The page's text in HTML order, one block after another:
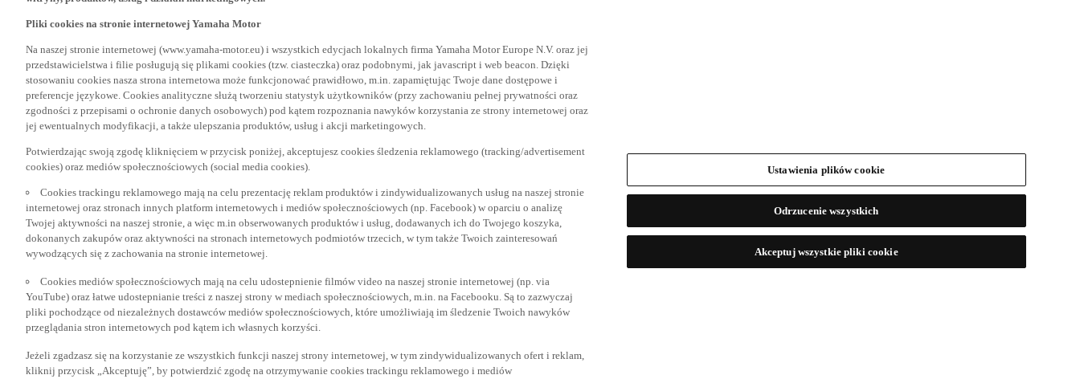
przedstawicielstwa i filie posługują się plikami cookies (tzw. ciasteczka) oraz podobnymi, jak javascript i web beacon. Dzięki
stosowaniu cookies nasza strona internetowa może funkcjonować prawidłowo, m.in. zapamiętując Twoje dane dostępowe i
preferencje językowe. Cookies analityczne służą tworzeniu statystyk użytkowników (przy zachowaniu pełnej prywatności oraz
zgodności z przepisami o ochronie danych osobowych) pod kątem rozpoznania nawyków korzystania ze strony internetowej oraz
jej ewentualnych modyfikacji, a także ulepszania produktów, usług i akcji marketingowych.
cookies) oraz mediów społecznościowych (social media cookies).
internetowej oraz stronach innych platform internetowych i mediów społecznościowych (np. Facebook) w oparciu o analizę
Twojej aktywności na naszej stronie, a więc m.in obserwowanych produktów i usług, dodawanych ich do Twojego koszyka,
dokonanych zakupów oraz aktywności na stronach internetowych podmiotów trzecich, w tym także Twoich zainteresowań
wywodzących się z zachowania na stronie internetowej.
YouTube) oraz łatwe udostepnianie treści z naszej strony w mediach społecznościowych, m.in. na Facebooku. Są to zazwyczaj
pliki pochodzące od niezależnych dostawców mediów społecznościowych, które umożliwiają im śledzenie Twoich nawyków
przeglądania stron internetowych pod kątem ich własnych korzyści.
kliknij przycisk „Akceptuję”, by potwierdzić zgodę na otrzymywanie cookies trackingu reklamowego i mediów
społecznościowych. Jeżeli nie życzysz sobie akceptacji tych cookies lub akceptujesz tylko cookies przez siebie wybrane (jak np.
Ustawienia plików cookie
Odrzucenie wszystkich
Akceptuj wszystkie pliki cookie